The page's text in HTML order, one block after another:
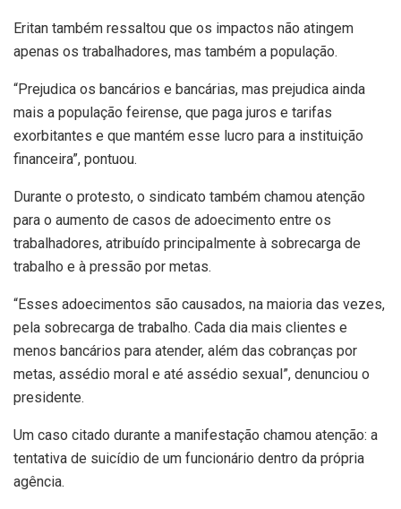
Eritan também ressaltou que os impactos não atingem
apenas os trabalhadores, mas também a população.
“Prejudica os bancários e bancárias, mas prejudica ainda
mais a população feirense, que paga juros e tarifas
exorbitantes e que mantém esse lucro para a instituição
financeira”, pontuou.
Durante o protesto, o sindicato também chamou atenção
para o aumento de casos de adoecimento entre os
trabalhadores, atribuído principalmente à sobrecarga de
trabalho e à pressão por metas.
“Esses adoecimentos são causados, na maioria das vezes,
pela sobrecarga de trabalho. Cada dia mais clientes e
menos bancários para atender, além das cobranças por
metas, assédio moral e até assédio sexual”, denunciou o
presidente.
Um caso citado durante a manifestação chamou atenção: a
tentativa de suicídio de um funcionário dentro da própria
agência.